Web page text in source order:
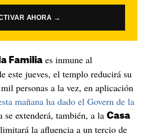
AHORA →
Familiaes inmune al
este jueves, el templo reducirá su
personas a la vez, en aplicación
mañana ha dado el Govern de la
se extenderá, también, a la Casa
la afluencia a un tercio de